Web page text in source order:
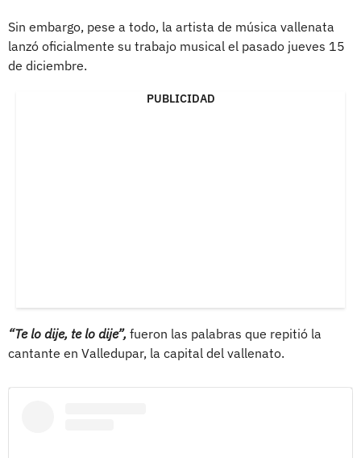
Sin embargo, pese a todo, la artista de música vallenata
lanzó oficialmente su trabajo musical el pasado jueves 15
de diciembre.
PUBLICIDAD
“Te lo dije, te lo dije”, fueron las palabras que repitió la
cantante en Valledupar, la capital del vallenato.